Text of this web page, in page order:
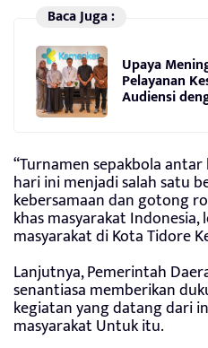
Baca Juga :
Upaya
Pelayanan
Audiensi
“Turnamen sepakbola
hari ini menjadi salah satu
kebersamaan dan gotong
khas masyarakat Indonesia,
masyarakat di Kota Tidore
Lanjutnya, Pemerintah
senantiasa memberikan
kegiatan yang datang dari
masyarakat Untuk itu.